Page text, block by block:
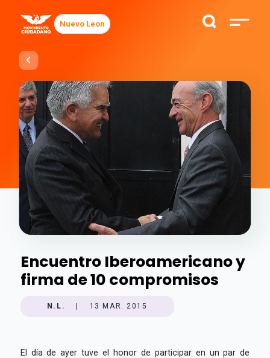
Nuevo Leon
Encuentro Iberoamericano y
firma de 10 compromisos
N.L. 13 MAR. 2015
El día de ayer tuve el honor de participar en un par de